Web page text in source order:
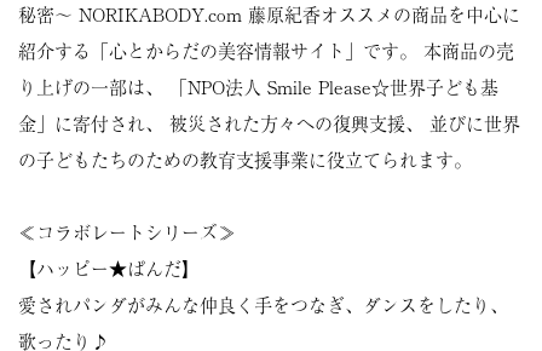
秘密～ NORIKABODY.com 藤原紀香オススメの商品を中心に
紹介する「心とからだの美容情報サイト」です。 本商品の売
り上げの一部は、 「NPO法人 Smile Please☆世界子ども基
金」に寄付され、 被災された方々への復興支援、 並びに世界
の子どもたちのための教育支援事業に役立てられます。
≪コラボレートシリーズ≫
【ハッピー★ぱんだ】
愛されパンダがみんな仲良く手をつなぎ、ダンスをしたり、
歌ったり♪